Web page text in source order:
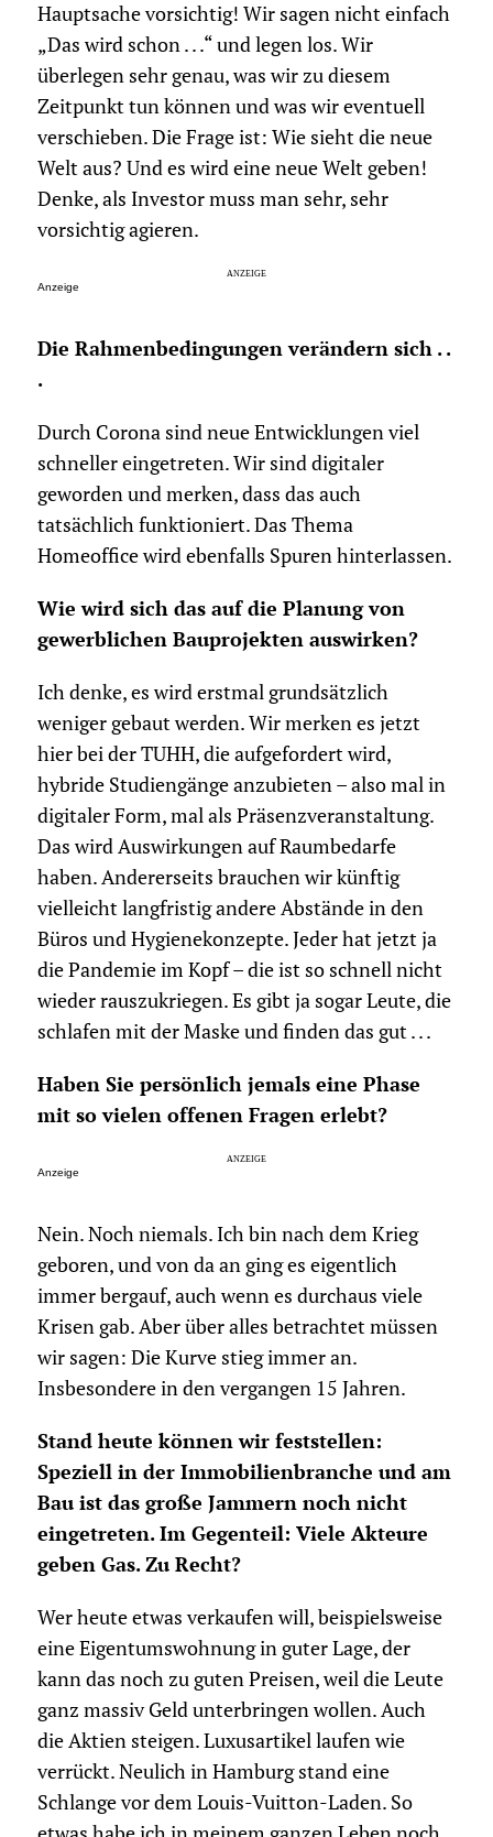
Hauptsache vorsichtig! Wir sagen nicht einfach
„Das wird schon . . .“ und legen los. Wir
überlegen sehr genau, was wir zu diesem
Zeitpunkt tun können und was wir eventuell
verschieben. Die Frage ist: Wie sieht die neue
Welt aus? Und es wird eine neue Welt geben!
Denke, als Investor muss man sehr, sehr
vorsichtig agieren.
Anzeige
Die Rahmenbedingungen verändern sich . .
.
Durch Corona sind neue Entwicklungen viel
schneller eingetreten. Wir sind digitaler
geworden und merken, dass das auch
tatsächlich funktioniert. Das Thema
Homeoffice wird ebenfalls Spuren hinterlassen.
Wie wird sich das auf die Planung von
gewerblichen Bauprojekten auswirken?
Ich denke, es wird erstmal grundsätzlich
weniger gebaut werden. Wir merken es jetzt
hier bei der TUHH, die aufgefordert wird,
hybride Studiengänge anzubieten – also mal in
digitaler Form, mal als Präsenzveranstaltung.
Das wird Auswirkungen auf Raumbedarfe
haben. Andererseits brauchen wir künftig
vielleicht langfristig andere Abstände in den
Büros und Hygienekonzepte. Jeder hat jetzt ja
die Pandemie im Kopf – die ist so schnell nicht
wieder rauszukriegen. Es gibt ja sogar Leute, die
schlafen mit der Maske und finden das gut . . .
Haben Sie persönlich jemals eine Phase
mit so vielen offenen Fragen erlebt?
Anzeige
Nein. Noch niemals. Ich bin nach dem Krieg
geboren, und von da an ging es eigentlich
immer bergauf, auch wenn es durchaus viele
Krisen gab. Aber über alles betrachtet müssen
wir sagen: Die Kurve stieg immer an.
Insbesondere in den vergangen 15 Jahren.
Stand heute können wir feststellen:
Speziell in der Immobilienbranche und am
Bau ist das große Jammern noch nicht
eingetreten. Im Gegenteil: Viele Akteure
geben Gas. Zu Recht?
Wer heute etwas verkaufen will, beispielsweise
eine Eigentumswohnung in guter Lage, der
kann das noch zu guten Preisen, weil die Leute
ganz massiv Geld unterbringen wollen. Auch
die Aktien steigen. Luxusartikel laufen wie
verrückt. Neulich in Hamburg stand eine
Schlange vor dem Louis-Vuitton-Laden. So